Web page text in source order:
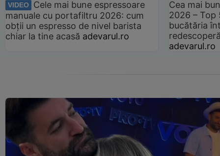
VIDEO
Cele mai bune espressoare
manuale cu portafiltru 2026: cum
obții un espresso de nivel barista
chiar la tine acasă adevarul.ro
Cea mai
2026 –
bucătăria
adevarul.ro